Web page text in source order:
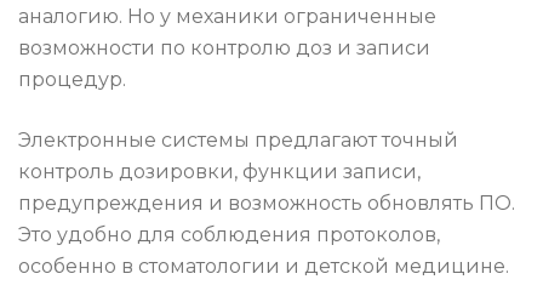
аналогию. Но у механики ограниченные
возможности по контролю доз и записи
процедур.
Электронные системы предлагают точный
контроль дозировки, функции записи,
предупреждения и возможность обновлять ПО.
Это удобно для соблюдения протоколов,
особенно в стоматологии и детской медицине.